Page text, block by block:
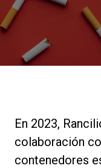
En 2023,
colaboración
contenedores
Noticias
Nuestros